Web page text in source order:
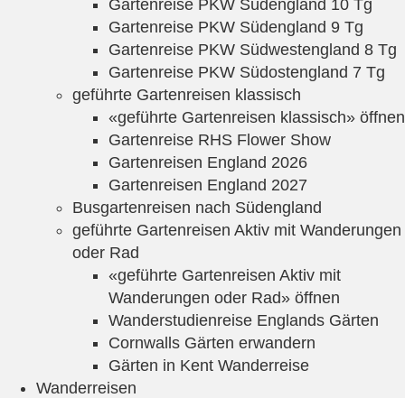
Gartenreise PKW Südengland 10 Tg
Gartenreise PKW Südengland 9 Tg
Gartenreise PKW Südwestengland 8 Tg
Gartenreise PKW Südostengland 7 Tg
geführte Gartenreisen klassisch
«geführte Gartenreisen klassisch» öffnen
Gartenreise RHS Flower Show
Gartenreisen England 2026
Gartenreisen England 2027
Busgartenreisen nach Südengland
geführte Gartenreisen Aktiv mit Wanderungen
oder Rad
«geführte Gartenreisen Aktiv mit
Wanderungen oder Rad» öffnen
Wanderstudienreise Englands Gärten
Cornwalls Gärten erwandern
Gärten in Kent Wanderreise
Wanderreisen